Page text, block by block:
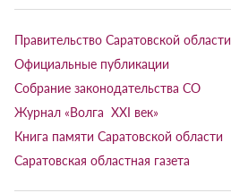
Правительство Саратовской области
Официальные публикации
Собрание законодательства СО
Журнал «Волга XXI век»
Книга памяти Саратовской области
Саратовская областная газета